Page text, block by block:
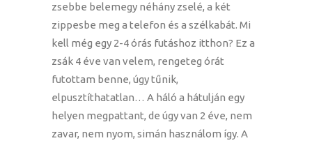
zsebbe belemegy néhány zselé, a két
zippesbe meg a telefon és a szélkabát. Mi
kell még egy 2-4 órás futáshoz itthon? Ez a
zsák 4 éve van velem, rengeteg órát
futottam benne, úgy tűnik,
elpusztíthatatlan… A háló a hátulján egy
helyen megpattant, de úgy van 2 éve, nem
zavar, nem nyom, simán használom így. A